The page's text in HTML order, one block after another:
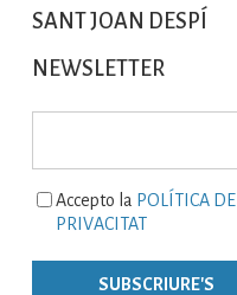
SANT JOAN DESPÍ
NEWSLETTER
Accepto la POLÍTICA DE
PRIVACITAT